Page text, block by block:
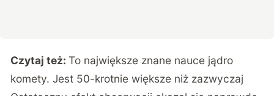
Czytaj też:To największe znane nauce jądro
komety. Jest 50-krotnie większe niż zazwyczaj